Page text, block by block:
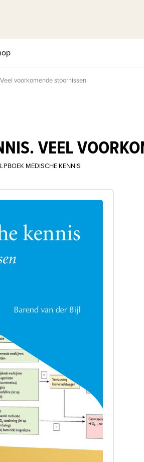
voorkomende stoornissen
VEEL
MEDISCHE KENNIS